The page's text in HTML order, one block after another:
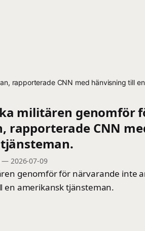
rapporterade CNN med hänvisning till
militären genomför
rapporterade CNN
—2026-07-09
genomför för närvarande inte
en amerikansk tjänsteman.